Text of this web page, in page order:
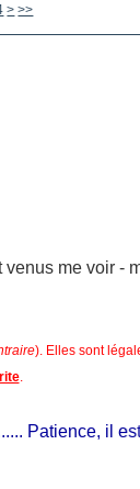
> >>
me voir -
). Elles sont
.
Patience, il est